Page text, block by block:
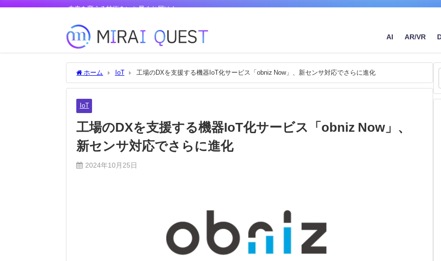
未来を変える技術をいち早くお届け！
AI AR/VR
ホーム IoT 工場のDXを支援する機器IoT化サービス「obniz Now」、新センサ対応でさらに進化
IoT
工場のDXを支援する機器IoT化サービス「obniz Now」、
新センサ対応でさらに進化
2024年10月25日